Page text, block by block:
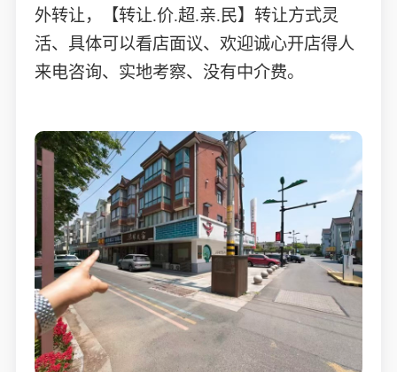
外转让，【转让.价.超.亲.民】转让方式灵
活、具体可以看店面议、欢迎诚心开店得人
来电咨询、实地考察、没有中介费。